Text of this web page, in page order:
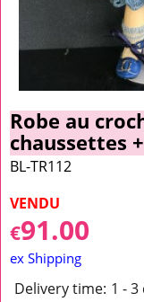
Robe au
chaussettes
BL-TR112
VENDU
€91.00
ex Shipping
Delivery time: 1 - 3